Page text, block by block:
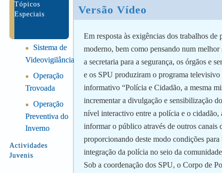
Tópicos
Especiais
●
Sistema de
Videovigilância
●
Operação
Trovoada
●
Operação
Preventiva do
Inverno
Actividades
Juvenis
Versão Vídeo
Em resposta às exigências dos trabalhos de
moderno, bem como pensando num
a secretaria para a segurança, os órgãos e
e os SPU produziram o programa televisivo
informativo “Polícia e Cidadão, a mesma
incrementar a divulgação e sensibilização
nível interactivo entre a polícia e o cidadão,
informar o público através de outros canais
proporcionando deste modo condições para
integração da polícia no seio da
Sob a coordenação dos SPU, o Corpo de